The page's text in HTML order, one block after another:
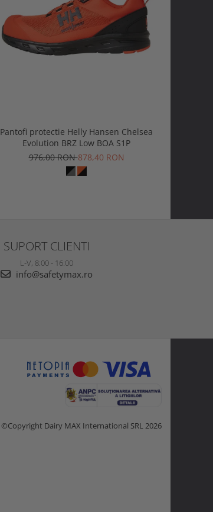
Pantofi protectie Helly Hansen Chelsea
Evolution BRZ Low BOA S1P
976,00 RON878,40 RON
SUPORT CLIENTI
L-V, 8:00 - 16:00
info@safetymax.ro
©Copyright Dairy MAX International SRL 2026